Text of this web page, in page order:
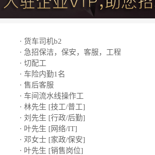
· 货车司机b2
· 急招保洁，保安，客服，工程
· 切配工
· 车险内勤1名
· 售后客服
· 车间流水线操作工
· 林先生 [技工/普工]
· 刘先生 [行政/后勤]
· 叶先生 [网络/IT]
· 邓女士 [家政/保安]
· 叶先生 [销售岗位]